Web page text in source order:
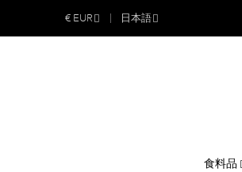
€ EUR 日本語
食料品